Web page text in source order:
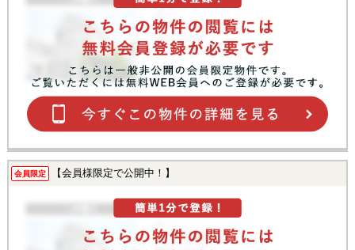
会員限定 【会員様限定で公開中！】